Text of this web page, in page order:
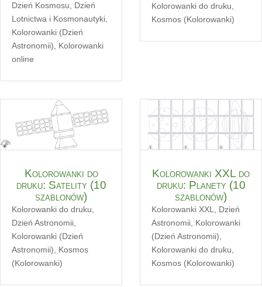
Dzień Kosmosu
Dzień
Lotnictwa i Kosmonautyki
Kolorowanki (Dzień
Astronomii)
Kolorowanki
online
Kolorowanki do druku
Kosmos (Kolorowanki)
Kolorowanki do
druku: Satelity (10
szablonów)
Kolorowanki do druku,
Dzień Astronomii,
Kolorowanki (Dzień
Astronomii), Kosmos
(Kolorowanki)
Kolorowanki XXL do
druku: Planety (10
szablonów)
Kolorowanki XXL, Dzień
Astronomii, Kolorowanki
(Dzień Astronomii),
Kolorowanki do druku,
Kosmos (Kolorowanki)